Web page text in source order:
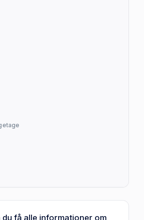
du få alle informationer om